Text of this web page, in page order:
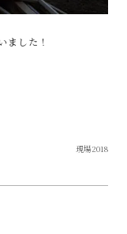
ました！
現場2018